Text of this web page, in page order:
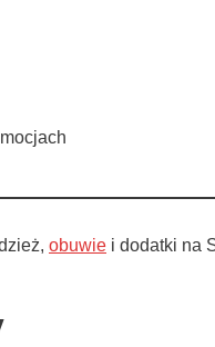
obuwie i dodatki na